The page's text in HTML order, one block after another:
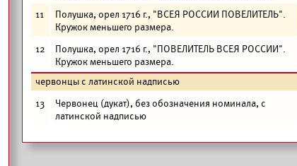
11
Полушка, орел 1716 г., "ВСЕЯ РОССИИ ПОВЕЛИТЕЛЬ".
Кружок меньшего размера.
12
Полушка, орел 1716 г., "ПОВЕЛИТЕЛЬ ВСЕЯ РОССИИ".
Кружок меньшего размера.
червонцы с латинской надписью
13
Червонец (дукат), без обозначения номинала, с
латинской надписью